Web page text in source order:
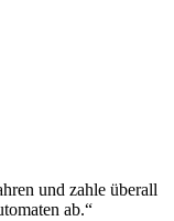
und zahle überall
ab.“